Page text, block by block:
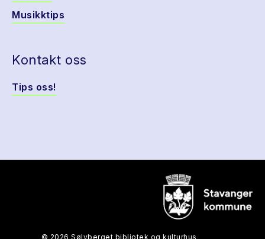
Musikktips
Kontakt oss
Tips oss!
© 2026 Sølvberget bibliotek og kulturhus